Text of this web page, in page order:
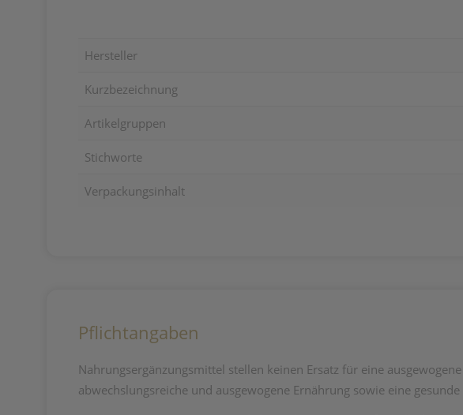
Hersteller
Kurzbezeichnung
Artikelgruppen
Stichworte
Verpackungsinhalt
Pflichtangaben
Nahrungsergänzungsmittel stellen keinen Ersatz für eine
abwechslungsreiche und ausgewogene Ernährung sowie eine